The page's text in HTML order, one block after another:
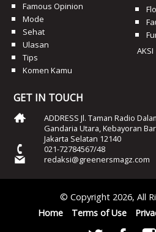
Famous Opinion
Mode
Sehat
Ulasan
Tips
Komen Kamu
AKSI
GET IN TOUCH
ADDRESS Jl. Taman Radio
Gandaria Utara, Kebayoran
Jakarta Selatan 12140
021-72784567/48
redaksi@greenersmagz.com
© Copyright 2026, All
Home
Terms of Use